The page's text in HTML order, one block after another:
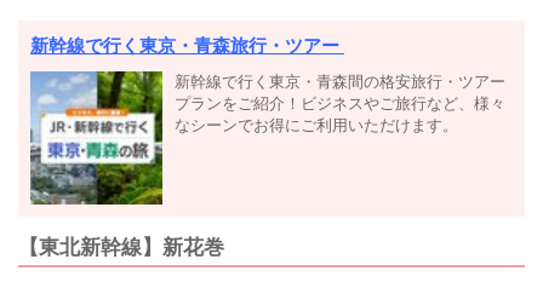
新幹線で行く東京・青森旅行・ツアー
新幹線で行く東京・青森間の格安旅行・ツアー
プランをご紹介！ビジネスやご旅行など、様々
なシーンでお得にご利用いただけます。
【東北新幹線】新花巻